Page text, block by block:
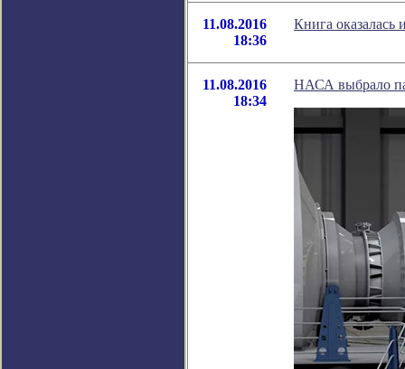
11.08.2016
18:36
Книга оказалась
11.08.2016
18:34
НАСА выбрало